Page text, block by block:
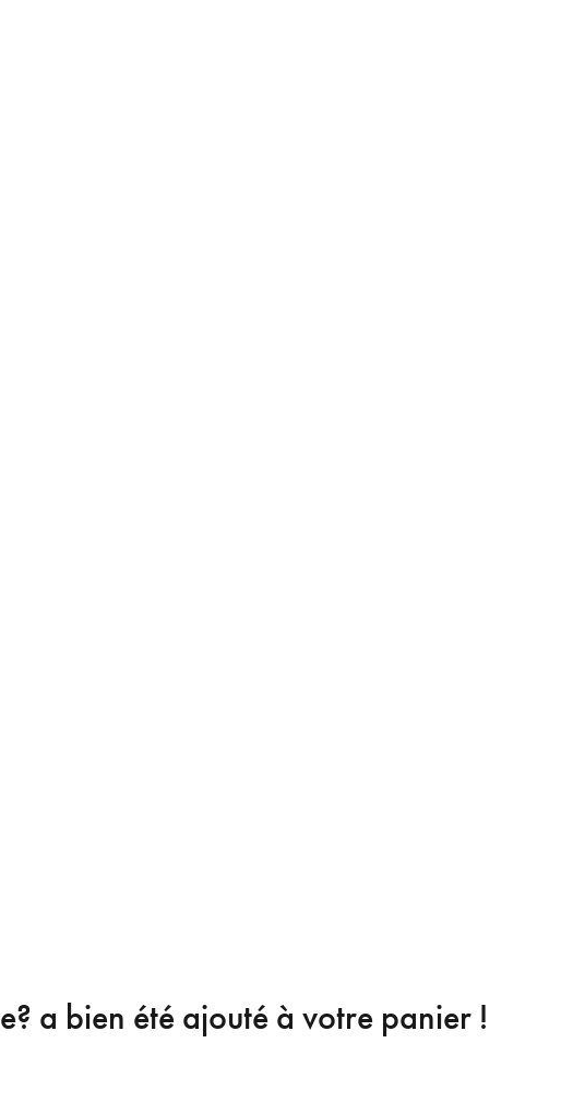
a bien été ajouté à votre panier !